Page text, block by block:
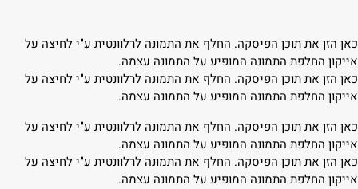
כאן הזן את תוכן הפיסקה. החלף את התמונה לרלוונטית ע"י לחיצה על
אייקון החלפת התמונה המופיע על התמונה עצמה.
כאן הזן את תוכן הפיסקה. החלף את התמונה לרלוונטית ע"י לחיצה על
אייקון החלפת התמונה המופיע על התמונה עצמה.
כאן הזן את תוכן הפיסקה. החלף את התמונה לרלוונטית ע"י לחיצה על
אייקון החלפת התמונה המופיע על התמונה עצמה.
כאן הזן את תוכן הפיסקה. החלף את התמונה לרלוונטית ע"י לחיצה על
אייקון החלפת התמונה המופיע על התמונה עצמה.